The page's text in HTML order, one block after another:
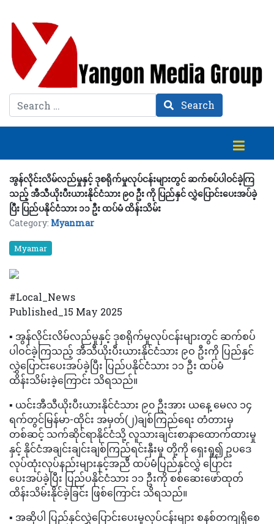
Search Search
အွန်လိုင်းလိမ်လည်မှုနှင့် ဒုစရိုက်မှုလုပ်ငန်းများတွင် ဆက်စပ်ပါဝင်ခဲ့ကြ
သည့် အီသီယိုးပီးယားနိုင်ငံသား ၉ဝ ဦး ကို ပြည်နှင် လွှဲပြောင်းပေးအပ်ခဲ့
ပြီး ပြည်ပနိုင်ငံသား ၁၁ ဦး ထပ်မံ ထိန်းသိမ်း
Category: Myanmar
Myamar
#Local_News
Published_15 May 2025
▪️ အွန်လိုင်းလိမ်လည်မှုနှင့် ဒုစရိုက်မှုလုပ်ငန်းများတွင် ဆက်စပ်
ပါဝင်ခဲ့ကြသည့် အီသီယိုးပီးယားနိုင်ငံသား ၉ဝ ဦးကို ပြည်နှင်
လွှဲပြောင်းပေးအပ်ခဲ့ပြီး ပြည်ပနိုင်ငံသား ၁၁ ဦး ထပ်မံ
ထိန်းသိမ်းခဲ့ကြောင်း သိရသည်။
▪️ ယင်းအီသီယိုးပီးယားနိုင်ငံသား ၉၀ ဦးအား ယနေ့ မေလ ၁၄
ရက်တွင်မြန်မာ-ထိုင်း အမှတ်(၂)ချစ်ကြည်ရေး တံတားမှ
တစ်ဆင့် သက်ဆိုင်ရာနိုင်ငံသို့ လူသားချင်းစာနာထောက်ထားမှု
နှင့် နိုင်ငံအချင်းချင်းချစ်ကြည်ရင်းနှီးမှု တို့ကို ရှေးရှု၍ ဥပဒေ
လုပ်ထုံးလုပ်နည်းများနှင့်အညီ ထပ်မံပြည်နှင်လွှဲ ပြောင်း
ပေးအပ်ခဲ့ပြီး ပြည်ပနိုင်ငံသား ၁၁ ဦးကို စစ်ဆေးဖော်ထုတ်
ထိန်းသိမ်းနိုင်ခဲ့ခြင်း ဖြစ်ကြောင်း သိရသည်။
▪️ အဆိုပါ ပြည်နှင်လွှဲပြောင်းပေးမှုလုပ်ငန်းများ စနစ်တကျရှိစေ